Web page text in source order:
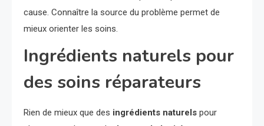
cause. Connaître la source du problème permet de
mieux orienter les soins.
Ingrédients naturels pour
des soins réparateurs
Rien de mieux que des ingrédients naturels pour